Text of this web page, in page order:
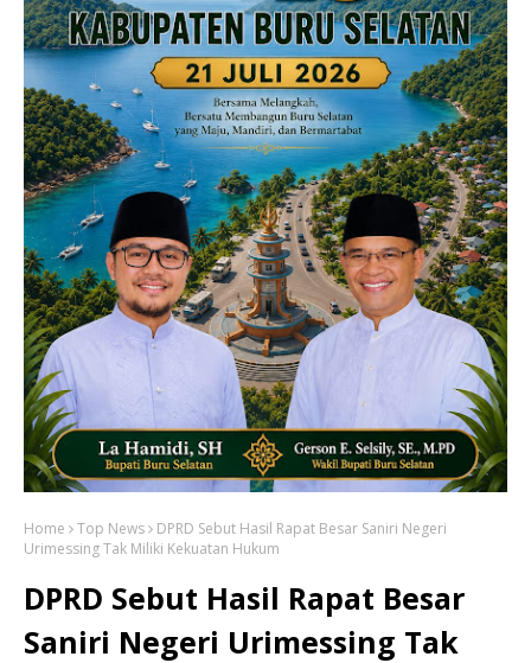
Home Top News
DPRD Sebut Hasil Rapat Besar Saniri Negeri
Urimessing Tak Miliki Kekuatan Hukum
DPRD Sebut Hasil Rapat Besar
Saniri Negeri Urimessing Tak